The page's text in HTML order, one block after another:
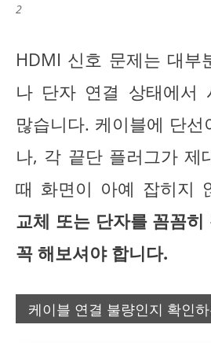
2
HDMI 신호 문제는 대부
나 단자 연결 상태에서
많습니다. 케이블에 단선
나, 각 끝단 플러그가 제
때 화면이 아예 잡히지
교체 또는 단자를 꼼꼼히
꼭 해보셔야 합니다.
케이블 연결 불량인지 확인